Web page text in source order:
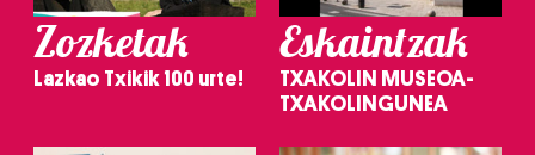
Zozketak
Lazkao Txikik 100 urte!
Eskaintzak
TXAKOLIN MUSEOA-
TXAKOLINGUNEA